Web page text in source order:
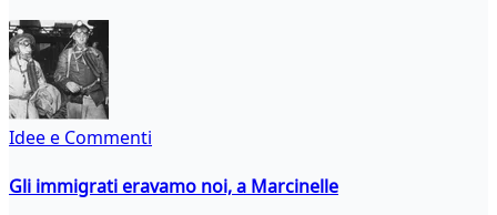
Idee e Commenti
Gli immigrati eravamo noi, a Marcinelle